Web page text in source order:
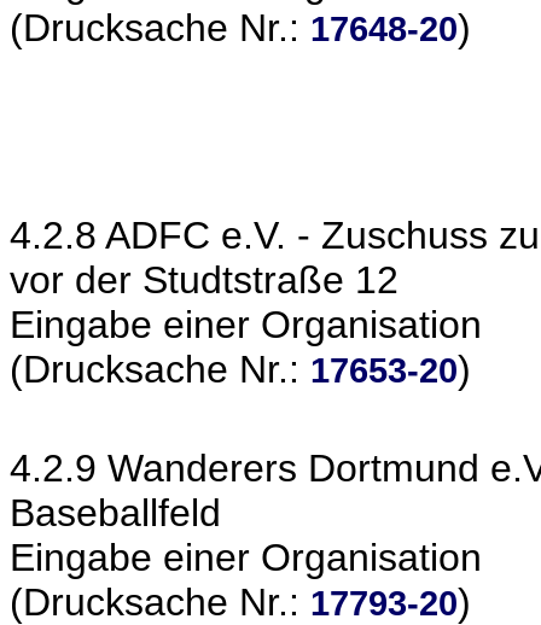
(Drucksache Nr.: 17648-20)
4.2.8 ADFC e.V. - Zuschuss
vor der Studtstraße 12
Eingabe einer Organisation
(Drucksache Nr.: 17653-20)
4.2.9 Wanderers Dortmund
Baseballfeld
Eingabe einer Organisation
(Drucksache Nr.: 17793-20)